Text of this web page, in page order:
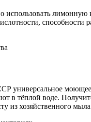
универсальное
в тёплой воде.
из хозяйственного